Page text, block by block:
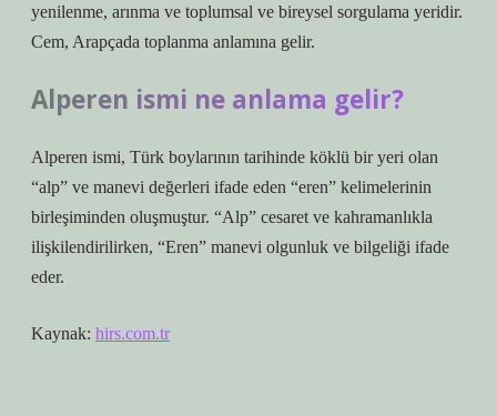
yenilenme, arınma ve toplumsal ve bireysel sorgulama yeridir.
Cem, Arapçada toplanma anlamına gelir.
Alperen ismi ne anlama gelir?
Alperen ismi, Türk boylarının tarihinde köklü bir yeri olan
“alp” ve manevi değerleri ifade eden “eren” kelimelerinin
birleşiminden oluşmuştur. “Alp” cesaret ve kahramanlıkla
ilişkilendirilirken, “Eren” manevi olgunluk ve bilgeliği ifade
eder.
Kaynak: hirs.com.tr